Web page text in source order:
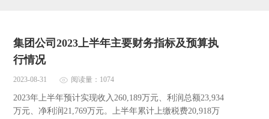
集团公司2023上半年主要财务指标及预算执
行情况
2023-08-31 阅读量：1074
2023年上半年预计实现收入260,189万元、利润总额23,934
万元、净利润21,769万元。上半年累计上缴税费20,918万